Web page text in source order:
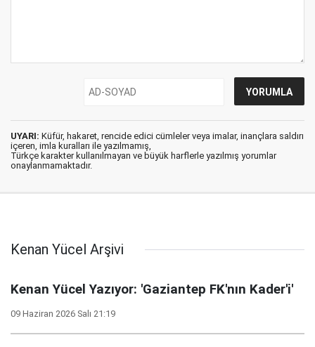
UYARI: Küfür, hakaret, rencide edici cümleler veya imalar, inançlara saldırı
içeren, imla kuralları ile yazılmamış,
Türkçe karakter kullanılmayan ve büyük harflerle yazılmış yorumlar
onaylanmamaktadır.
Kenan Yücel Arşivi
Kenan Yücel Yazıyor: 'Gaziantep FK'nın Kader'i'
09 Haziran 2026 Salı 21:19